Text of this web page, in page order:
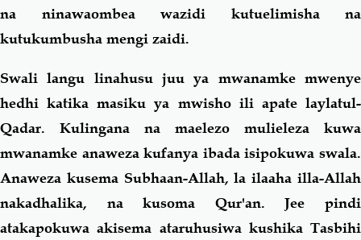
Familia-Jamii
Chemsha Bongo
Mapishi
na ninawaombea wazidi kutuelimisha na
kutukumbusha mengi zaidi.
Swali langu linahusu juu ya mwanamke mwenye
hedhi katika masiku ya mwisho ili apate laylatul-
Qadar. Kulingana na maelezo mulieleza kuwa
mwanamke anaweza kufanya ibada isipokuwa swala.
Anaweza kusema Subhaan-Allah, la ilaaha illa-Allah
nakadhalika, na kusoma Qur'an. Jee pindi
atakapokuwa akisema ataruhusiwa kushika Tasbihi